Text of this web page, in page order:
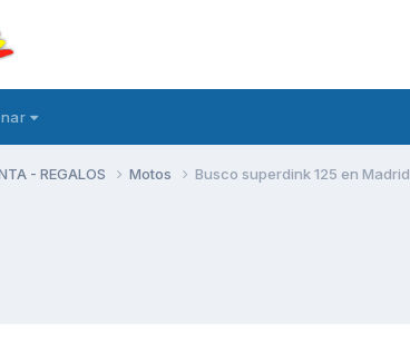
- REGALOS Motos Busco superdink 125 en Madrid